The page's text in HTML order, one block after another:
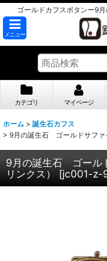
ゴールドカフスボタンー9
メニュー
カテゴリ マイページ
ホーム > 誕生石カフス
> 9月の誕生石 ゴールドサファ
9月の誕生石 ゴール
リンクス）
[jc001-z-